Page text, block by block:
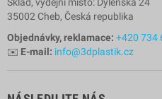
35002 Cheb, Česká republika
Objednávky, reklamace: +420 734
✉️ E-mail: info@3dplastik.cz